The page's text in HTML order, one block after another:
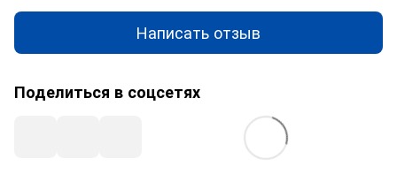
Написать отзыв
Поделиться в соцсетях